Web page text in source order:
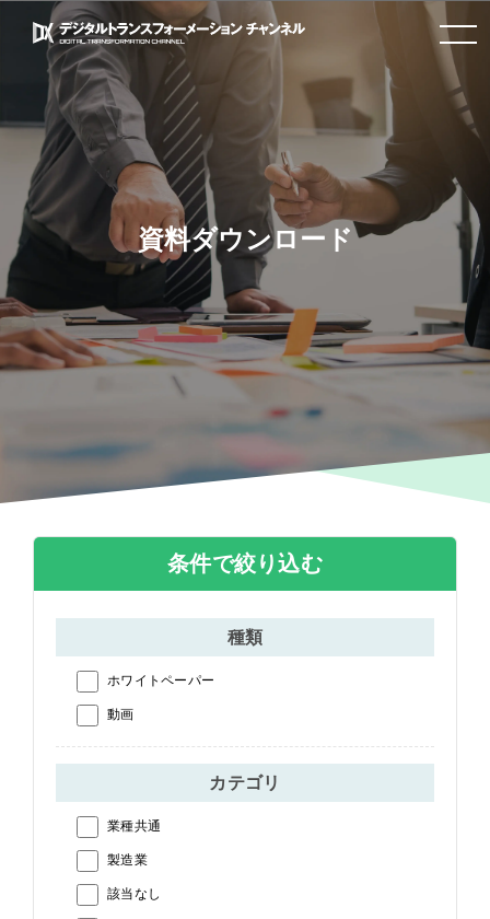
toggle
navigation
資料ダウンロード
条件で絞り込む
種類
ホワイトペーパー
動画
カテゴリ
業種共通
製造業
該当なし